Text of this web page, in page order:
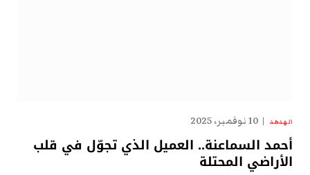
الهدهد 10 نوفمبر، 2025
أحمد السماعنة.. العميل الذي تجوّل في قلب
الأراضي المحتلة